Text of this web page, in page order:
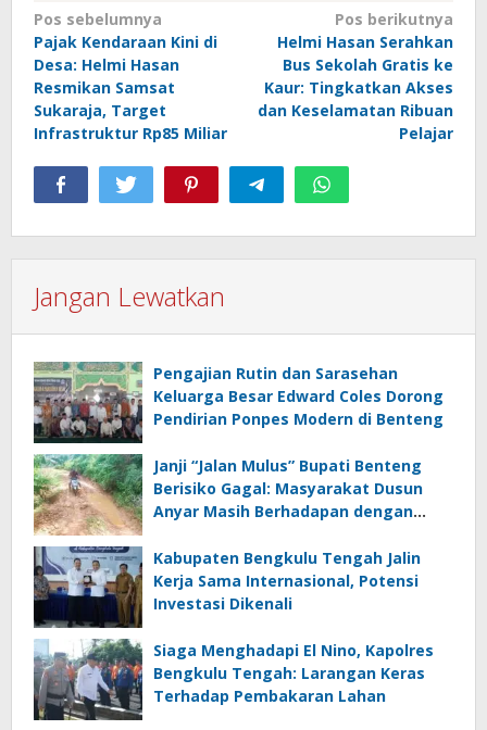
Navigasi
pos
Pos sebelumnya
Pajak Kendaraan Kini di
Desa: Helmi Hasan
Resmikan Samsat
Sukaraja, Target
Infrastruktur Rp85 Miliar
Pos berikutnya
Helmi Hasan Serahkan
Bus Sekolah Gratis ke
Kaur: Tingkatkan Akses
dan Keselamatan Ribuan
Pelajar
Jangan Lewatkan
Pengajian Rutin dan Sarasehan
Keluarga Besar Edward Coles Dorong
Pendirian Ponpes Modern di Benteng
Janji “Jalan Mulus” Bupati Benteng
Berisiko Gagal: Masyarakat Dusun
Anyar Masih Berhadapan dengan
Kabupaten Bengkulu Tengah Jalin
Kerja Sama Internasional, Potensi
Investasi Dikenali
Siaga Menghadapi El Nino, Kapolres
Bengkulu Tengah: Larangan Keras
Terhadap Pembakaran Lahan